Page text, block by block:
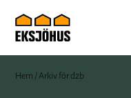
Hem / Arkiv för d2b